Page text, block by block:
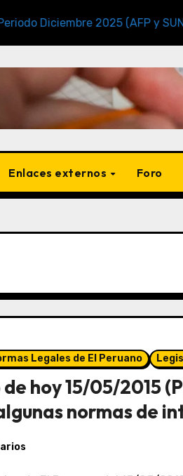
2025 (AFP y SUNAT)
Enlaces externos Foro
Legales de El Peruano
hoy 15/05/2015
normas de